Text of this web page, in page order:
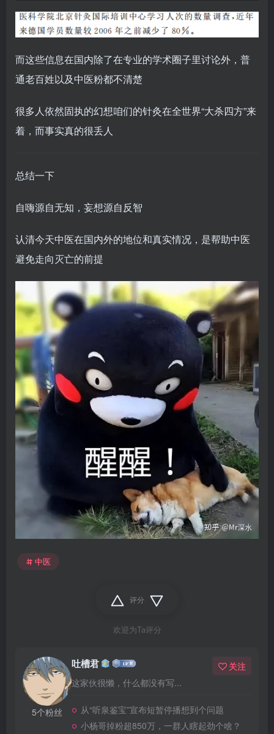
而这些信息在国内除了在专业的学术圈子里讨论外，普
通老百姓以及中医粉都不清楚
很多人依然固执的幻想咱们的针灸在全世界“大杀四方”来
着，而事实真的很丢人
总结一下
自嗨源自无知，妄想源自反智
认清今天中医在国内外的地位和真实情况，是帮助中医
避免走向灭亡的前提
中医
评分
欢迎为Ta评分
5个粉丝
吐槽君
这家伙很懒，什么都没有写...
关注
从“听泉鉴宝”宣布短暂停播想到个问题
小杨哥掉粉超850万，一群人瞎起劲个啥？